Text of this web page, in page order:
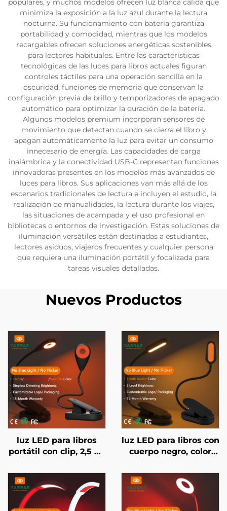
populares, y muchos modelos ofrecen luz blanca cálida que
minimiza la exposición a la luz azul durante la lectura
nocturna. Su funcionamiento con batería garantiza
portabilidad y comodidad, mientras que los modelos
recargables ofrecen soluciones energéticas sostenibles
para lectores habituales. Entre las características
tecnológicas de las luces para libros actuales figuran
controles táctiles para una operación sencilla en la
oscuridad, funciones de memoria que conservan la
configuración previa de brillo y temporizadores de apagado
automático para optimizar la duración de la batería.
Algunos modelos premium incorporan sensores de
movimiento que detectan cuando se cierra el libro y
apagan automáticamente la luz para evitar un consumo
innecesario de energía. Las capacidades de carga
inalámbrica y la conectividad USB-C representan funciones
innovadoras presentes en los modelos más avanzados de
luces para libros. Sus aplicaciones van más allá de los
escenarios tradicionales de lectura e incluyen el estudio, la
realización de manualidades, la lectura durante los viajes,
las situaciones de acampada y el uso profesional en
bibliotecas o entornos de investigación. Estas soluciones de
iluminación versátiles están destinadas a estudiantes,
lectores asiduos, viajeros frecuentes y cualquier persona
que requiera una iluminación portátil y focalizada para
tareas visuales detalladas.
Nuevos Productos
luz LED para libros
portátil con clip, 2,5 W,
nm y color ámbar
1600K, cuerpo negro
luz LED para libros con
cuerpo negro, color
azul